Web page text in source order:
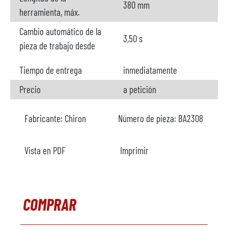
herramienta, máx.
380 mm
Cambio automático de la
pieza de trabajo desde
3,50 s
Tiempo de entrega
inmediatamente
Precio
a petición
Fabricante: Chiron Número de pieza: BA2308
Vista en PDF Imprimir
COMPRAR